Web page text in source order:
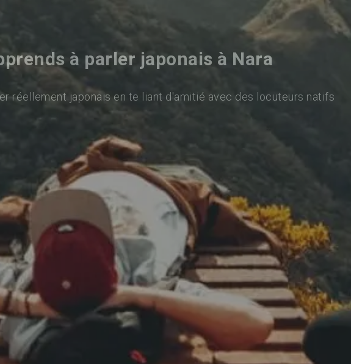
à parler japonais à Nara
réellement japonais en te liant d'amitié avec des locuteurs natifs